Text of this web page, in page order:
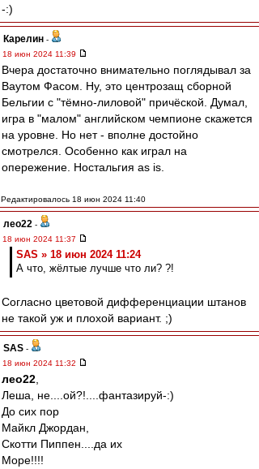
-:)
Карелин -
18 июн 2024 11:39
Вчера достаточно внимательно поглядывал за
Ваутом Фасом. Ну, это центрозащ сборной
Бельгии с "тёмно-лиловой" причёской. Думал,
игра в "малом" английском чемпионе скажется
на уровне. Но нет - вполне достойно
смотрелся. Особенно как играл на
опережение. Ностальгия as is.
Редактировалось 18 июн 2024 11:40
лео22 -
18 июн 2024 11:37
SAS » 18 июн 2024 11:24
А что, жёлтые лучше что ли? ?!
Согласно цветовой дифференциации штанов
не такой уж и плохой вариант. ;)
SAS -
18 июн 2024 11:32
лео22
Леша, не....ой?!....фантазируй-:)
До сих пор
Майкл Джордан,
Скотти Пиппен....да их
Море!!!!